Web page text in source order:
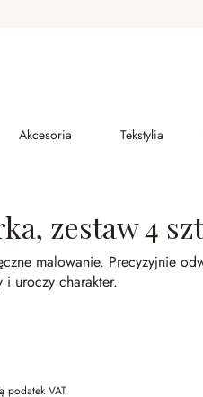
Akcesoria Tekstylia
zestaw 4
malowanie. Precyzyjnie
i uroczy charakter.
podatek VAT